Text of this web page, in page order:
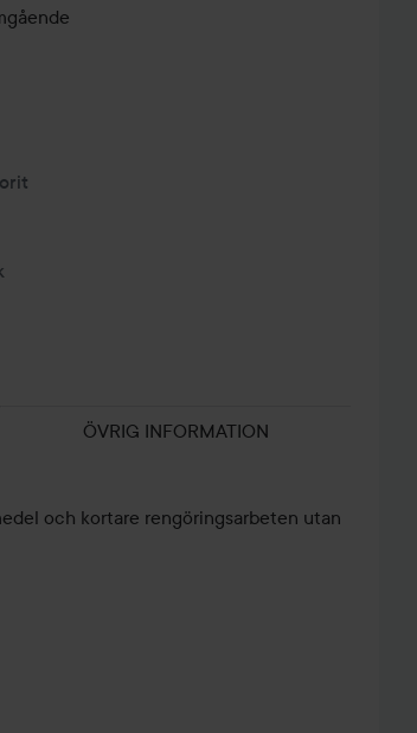
ÖVRIG INFORMATION
och kortare rengöringsarbeten utan